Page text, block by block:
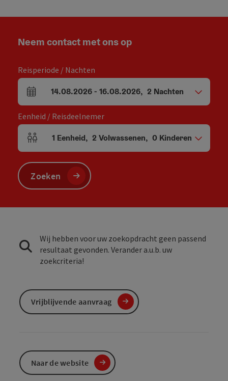
Neem contact met ons op
Reisperiode / Nachten
Velden voor aankomst en vertrek
14.08.2026- 16.08.2026, 2 Nachten
Eenheid / Reisdeelnemer
Aantal eenheden en persoonsvelden
1 Eenheid, 2 Volwassenen, 0 Kinderen
Zoeken
Wij hebben voor uw zoekopdracht geen passend
resultaat gevonden. Verander a.u.b. uw
zoekcriteria!
Vrijblijvende aanvraag
Naar de website